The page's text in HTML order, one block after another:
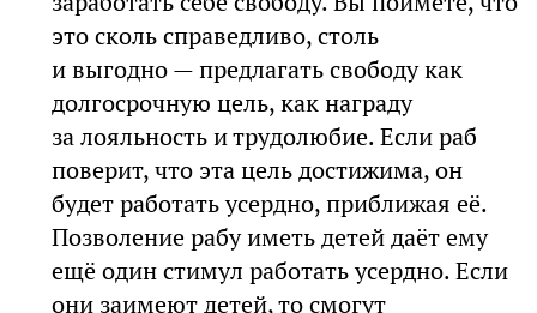
это сколь справедливо, столь
и выгодно — предлагать свободу как
долгосрочную цель, как награду
за лояльность и трудолюбие. Если раб
поверит, что эта цель достижима, он
будет работать усердно, приближая её.
Позволение рабу иметь детей даёт ему
ещё один стимул работать усердно. Если
они заимеют детей, то смогут